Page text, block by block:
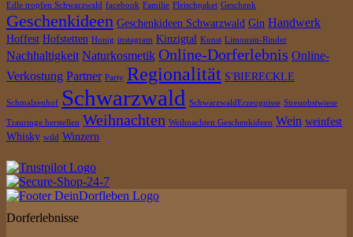
Edle tropfen Schwarzwald facebook Familie Fleischpaket Geschenk
Geschenkideen Geschenkideen Schwarzwald Gin Handwerk
Hoffest Hofstetten Honig instagram Kinzigtal Kunst Limousin-Rinder
Nachhaltigkeit Naturkosmetik Online-Dorferlebnis Online-
Verkostung Partner Party Regionalität S'BIERECKLE
Schmalzenhof Schwarzwald SchwarzwaldErzeugnisse Streuobstwiese
Trauringe herstellen Weihnachten Weihnachten Geschenkideen Wein weinfest
Whisky wild Winzern
Dorferlebnisse